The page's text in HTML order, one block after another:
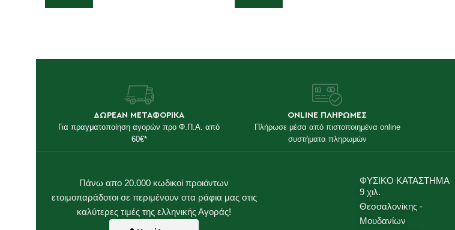
ΔΩΡΕΑΝ ΜΕΤΑΦΟΡΙΚΑ
Για πραγματοποίηση αγορών προ Φ.Π.Α. από
60€*
ONLINE ΠΛΗΡΩΜΕΣ
Πλήρωσε μέσα από πιστοποιημένα online
συστήματα πληρωμών
Πάνω απο 20.000 κωδικοί προιόντων
ετοιμοπαράδοτοι σε περιμένουν στα ράφια μας στις
καλύτερες τιμές της ελληνικής Αγοράς!
ΦΥΣΙΚΟ ΚΑΤΑΣΤΗΜΑ
9 χιλ.
Θεσσαλονίκης -
Μουδανίων